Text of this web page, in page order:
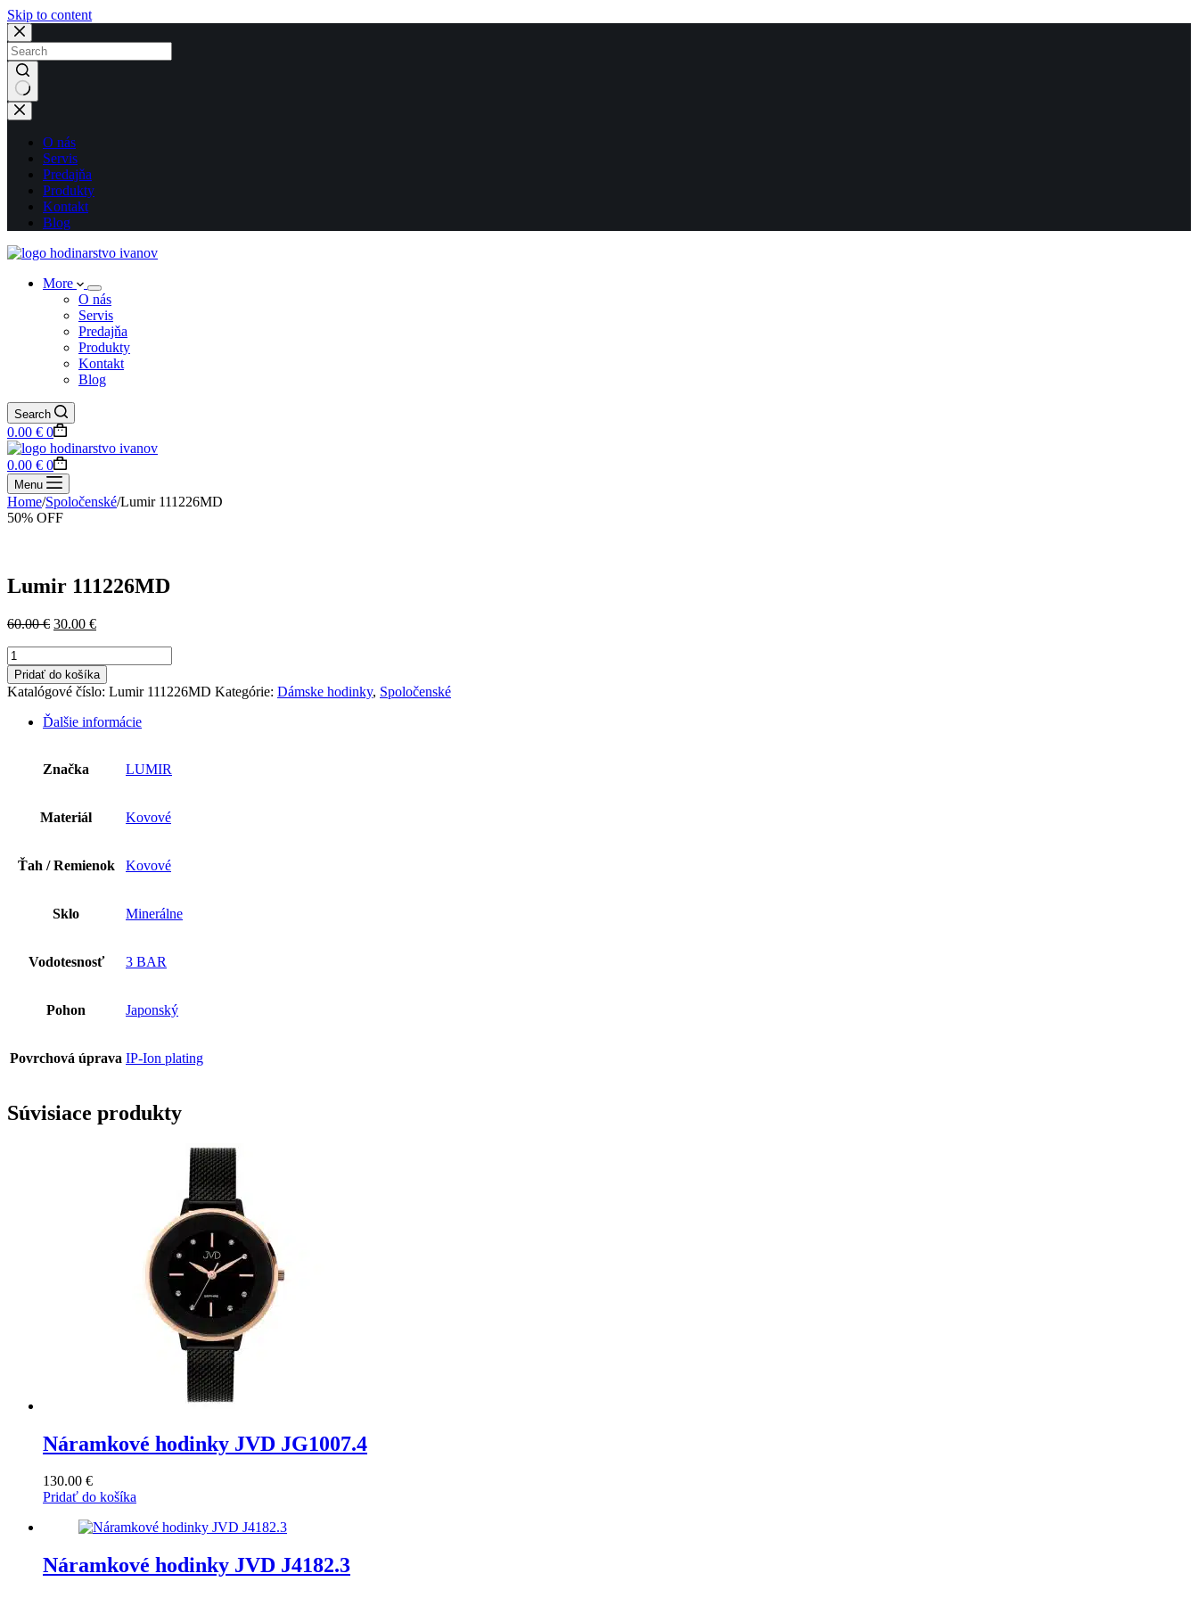
Skip to content
No
results
O nás
Servis
Predajňa
Produkty
Kontakt
Blog
More
O nás
Servis
Predajňa
Produkty
Kontakt
Blog
Search
Shopping
cart
0.00 € 0
Shopping
cart
0.00 € 0
Menu
Home/Spoločenské/Lumir 111226MD
50% OFF
Lumir 111226MD
60.00€ Original
60.00 €.
30.00 €Current
30.00 €.
množstvo
Lumir
111226MD
Pridať do košíka
Katalógové číslo: Lumir 111226MD Kategórie: Dámske hodinky, Spoločenské
Ďalšie informácie
Značka LUMIR
Materiál Kovové
Ťah / Remienok Kovové
Sklo Minerálne
Vodotesnosť 3 BAR
Pohon Japonský
Povrchová úprava IP-Ion plating
Súvisiace produkty
Náramkové hodinky JVD JG1007.4
130.00 €
Pridať do košíka
Náramkové hodinky JVD J4182.3